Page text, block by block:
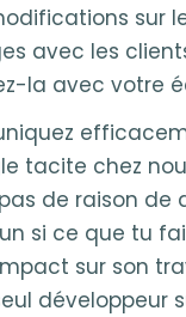
sur
avec les
la avec votre
tacite chez
de raison de
si ce que tu
sur son
développeur